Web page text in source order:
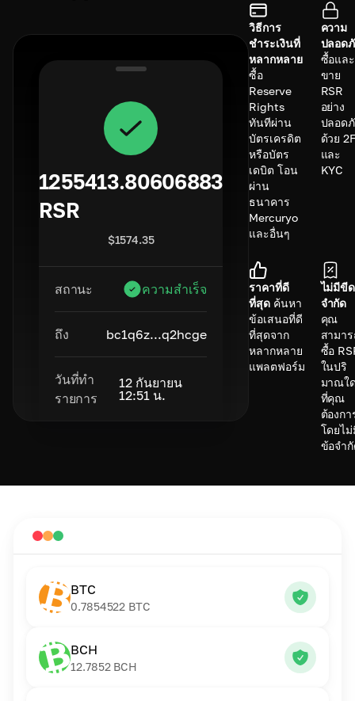
1255413.80606883
RSR
$1574.35
สถานะ ความสำเร็จ
ถึง bc1q6z...q2hcge
วันที่ทำ
รายการ
12 กันยายน
12:51 น.
วิธีการ
ชำระเงินที่
หลากหลาย
ซื้อ
Reserve
Rights
ทันทีผ่าน
บัตรเครดิต
หรือบัตร
เดบิต โอน
ผ่าน
ธนาคาร
Mercuryo
และอื่นๆ
ความ
ปลอด
ซื้อและ
ขาย
RSR
อย่าง
ปลอด
ด้วย
และ
KYC
ราคาที่ดี
ที่สุด ค้นหา
ข้อเสนอที่ดี
ที่สุดจาก
หลากหลาย
แพลตฟอร์ม
ไม่มีขีด
จำกัด
คุณ
สามา
ซื้อ
ในปริ
มาณใ
ที่คุณ
ต้องกา
โดยไ
ข้อจำ
BTC
0.7854522 BTC
BCH
12.7852 BCH